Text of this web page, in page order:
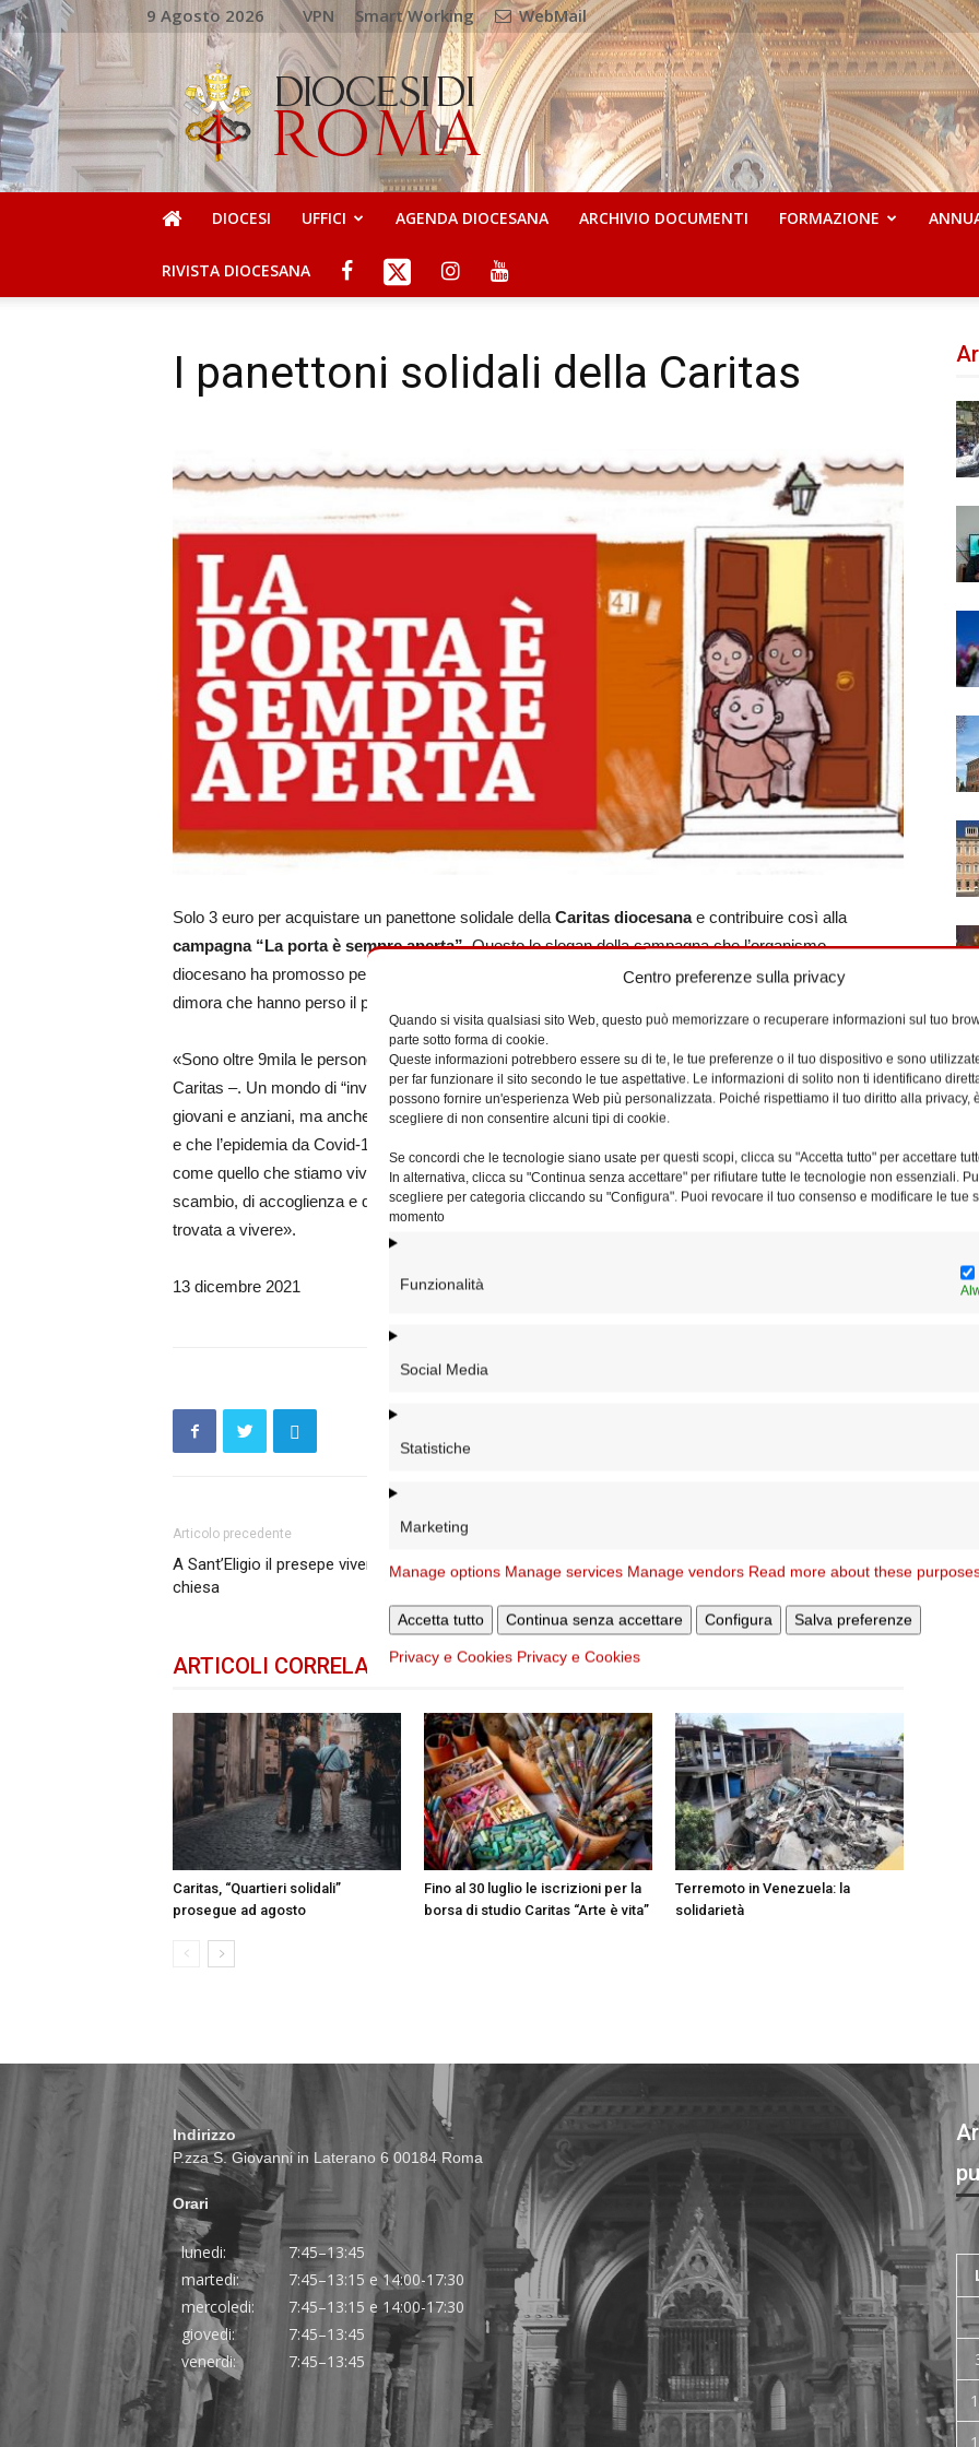
Centro preferenze sulla privacy
Quando si visita qualsiasi sito Web, questo può memorizzare o recuperare informazioni sul tuo
parte sotto forma di cookie.
Queste informazioni potrebbero essere su di te, le tue preferenze o il tuo dispositivo e sono
per far funzionare il sito secondo le tue aspettative. Le informazioni di solito non ti identificano
possono fornire un'esperienza Web più personalizzata. Poiché rispettiamo il tuo diritto alla privacy,
scegliere di non consentire alcuni tipi di cookie.
Se concordi che le tecnologie siano usate per questi scopi, clicca su "Accetta tutto" per accettare
In alternativa, clicca su "Continua senza accettare" per rifiutare tutte le tecnologie non essenziali.
scegliere per categoria cliccando su "Configura". Puoi revocare il tuo consenso e modificare le tue
momento
Funzionalità
Social Media
Statistiche
Marketing
Manage options Manage services Manage vendors Read more about these
Accetta tutto Continua senza accettare Configura Salva preferenze
Privacy e Cookies Privacy e Cookies
9 Agosto 2026 VPN Smart Working WebMail
DIOCESI
DI
ROMA
DIOCESI UFFICI AGENDA DIOCESANA ARCHIVIO DOCUMENTI FORMAZIONE
RIVISTA DIOCESANA
I panettoni solidali della Caritas
Solo 3 euro per acquistare un panettone solidale dellaCaritas diocesanae contribuire così alla
campagna “La porta è sempre aperta”. Questo lo slogan della campagna che l’organismo
diocesano ha promosso per sostenere l’accoglienza, soprattutto nei mesi invernali, di persone senza
dimora che hanno perso il proprio “tetto” e si sono ritrovate a vivere in strada.
«Sono oltre 9mila le persone che a Roma vivono in strada e in alloggi di fortuna – sottolineano dalla
Caritas –. Un mondo di “invisibili” vasto e sommerso, composto di uomini e donne, italiani e stranieri,
giovani e anziani, ma anche di intere famiglie, che subisce le forme più gravi di sofferenza e isolamento
e che l’epidemia da Covid-19 ha reso ancora più fragili. In un tempo ancora incerto e carico di bisogni
come quello che stiamo vivendo, è importante che la Caritas continui ad essere un luogo di incontro, di
scambio, di accoglienza e di ascolto per un’umanità che è sempre vissuta ai margini o ai margini si è
trovata a vivere».
13 dicembre 2021
Articolo precedente
A Sant’Eligio il presepe vivente per ricostruire la
chiesa
È entrato nella luce della Resurrezione don
ARTICOLI CORRELATI DELLO STESSO AUTORE
Caritas, “Quartieri solidali”
prosegue ad agosto
Fino al 30 luglio le iscrizioni per la
borsa di studio Caritas “Arte è vita”
Terremoto in Venezuela: la
solidarietà
Indirizzo
P.zza S. Giovanni in Laterano 6 00184 Roma
Orari
lunedi:
7:45–13:45
martedi:
7:45–13:15 e 14:00-17:30
mercoledi:
7:45–13:15 e 14:00-17:30
giovedi:
7:45–13:45
venerdi:
7:45–13:45